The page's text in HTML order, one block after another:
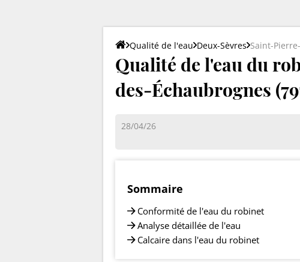
Qualité de l'eau Deux-Sèvres Saint-
Qualité de l'eau du
des-Échaubrognes
28/04/26
Sommaire
Conformité de l'eau du robinet
Analyse détaillée de l'eau
Calcaire dans l'eau du robinet